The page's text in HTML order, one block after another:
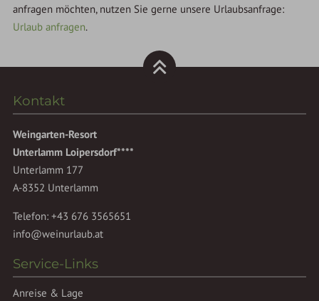
anfragen möchten, nutzen Sie gerne unsere Urlaubsanfrage:
Urlaub anfragen.
Kontakt
Weingarten-Resort
Unterlamm Loipersdorf****
Unterlamm 177
A-8352 Unterlamm
Telefon:+43 676 3565651
info@weinurlaub.at
Service-Links
Anreise & Lage